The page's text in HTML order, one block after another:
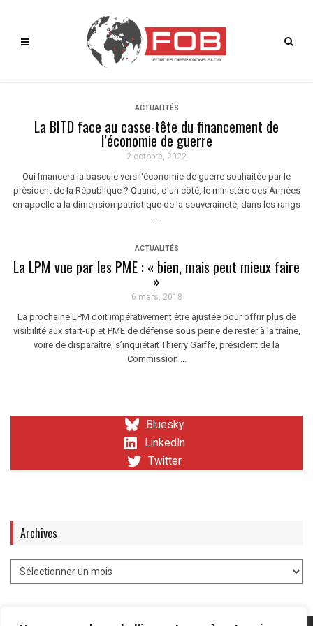
ACTUALITÉS
La BITD face au casse-tête du financement de
l’économie de guerre
2 octobre, 2022
Qui financera la bascule vers l'économie de guerre souhaitée par le
président de la République ? Quand, d'un côté, le ministère des Armées
en appelle à la dimension patriotique de la souveraineté, dans les rangs
...
ACTUALITÉS
La LPM vue par les PME : « bien, mais peut mieux faire
»
6 mars, 2018
La prochaine LPM doit impérativement être ajustée pour offrir plus de
visibilité aux start-up et PME de défense sous peine de rester à la traîne,
voire de disparaître, s’inquiétait Thierry Gaiffe, président de la
Commission ...
Bluesky
LinkedIn
Twitter
Archives